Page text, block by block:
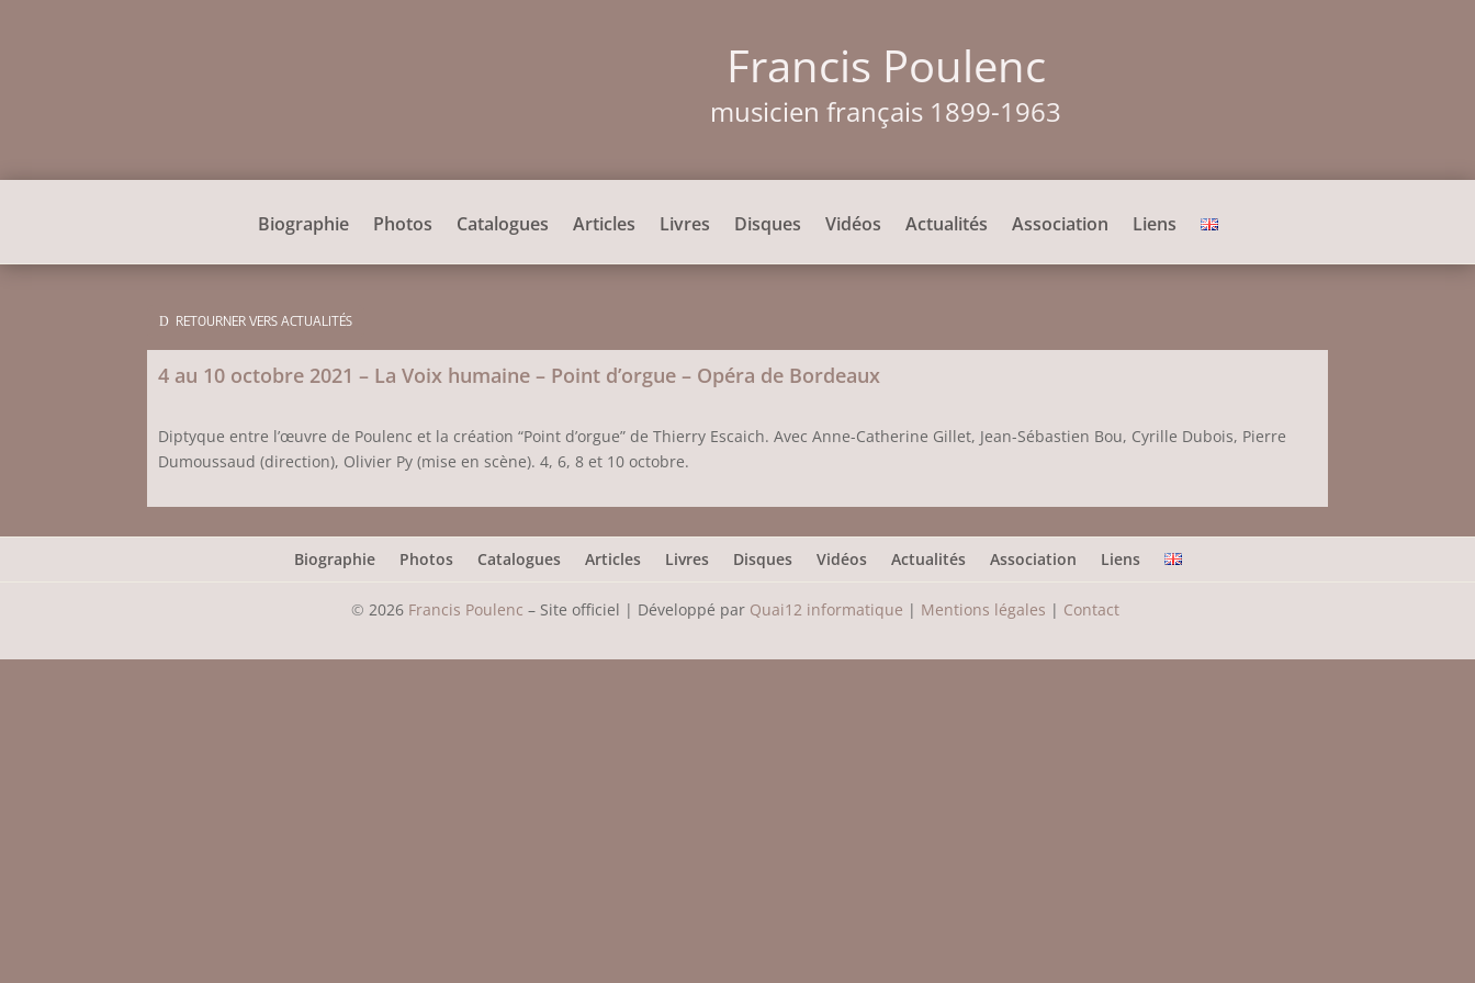
Francis Poulenc
musicien français 1899-1963
Biographie Photos Catalogues Articles Livres Disques Vidéos Actualités Association Liens
RETOURNER VERS ACTUALITÉS
4 au 10 octobre 2021 – La Voix humaine – Point d’orgue – Opéra de Bordeaux
Diptyque entre l’œuvre de Poulenc et la création “Point d’orgue” de Thierry Escaich. Avec Anne-Catherine Gillet, Jean-Sébastien Bou, Cyrille Dubois, Pierre
Dumoussaud (direction), Olivier Py (mise en scène). 4, 6, 8 et 10 octobre.
Biographie Photos Catalogues Articles Livres Disques Vidéos Actualités Association Liens
© 2026 Francis Poulenc – Site officiel | Développé par Quai12 informatique | Mentions légales | Contact